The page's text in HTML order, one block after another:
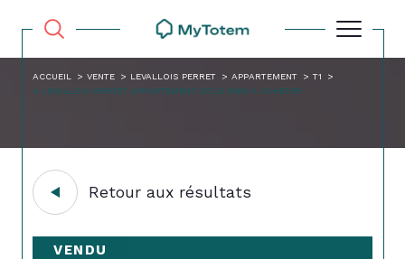
ACCUEIL VENTE LEVALLOIS PERRET APPARTEMENT
T1
A LEVALLOIS PERRET APPARTEMENT DE 23 86M A ACHETER
Retour aux résultats
VENDU